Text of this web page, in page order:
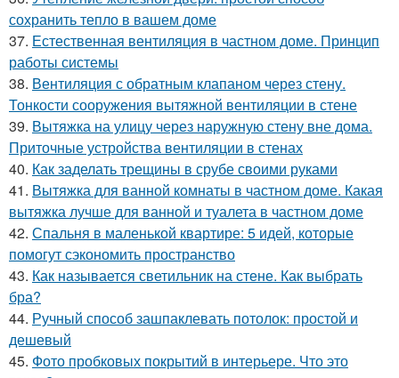
сохранить тепло в вашем доме
37. Естественная вентиляция в частном доме. Принцип
работы системы
38. Вентиляция с обратным клапаном через стену.
Тонкости сооружения вытяжной вентиляции в стене
39. Вытяжка на улицу через наружную стену вне дома.
Приточные устройства вентиляции в стенах
40. Как заделать трещины в срубе своими руками
41. Вытяжка для ванной комнаты в частном доме. Какая
вытяжка лучше для ванной и туалета в частном доме
42. Спальня в маленькой квартире: 5 идей, которые
помогут сэкономить пространство
43. Как называется светильник на стене. Как выбрать
бра?
44. Ручный способ зашпаклевать потолок: простой и
дешевый
45. Фото пробковых покрытий в интерьере. Что это